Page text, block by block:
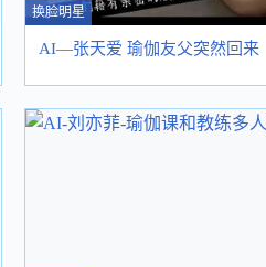
换脸明星
AI—张天爱 瑜伽友父突然回来